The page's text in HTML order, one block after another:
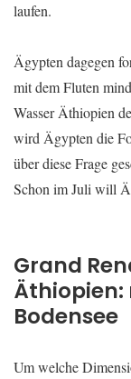
laufen.
Ägypten dagegen
mit dem Fluten
Wasser Äthiopien
wird Ägypten die
über diese Frage
Schon im Juli will
Grand
Äthiopien:
Bodensee
Um welche